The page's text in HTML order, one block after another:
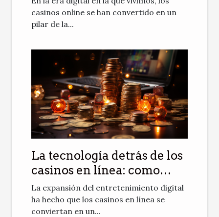
casinos online se han convertido en un
pilar de la...
La tecnología detrás de los
casinos en línea: como
funcionan los bonos
exclusivos
La expansión del entretenimiento digital
ha hecho que los casinos en línea se
conviertan en un...